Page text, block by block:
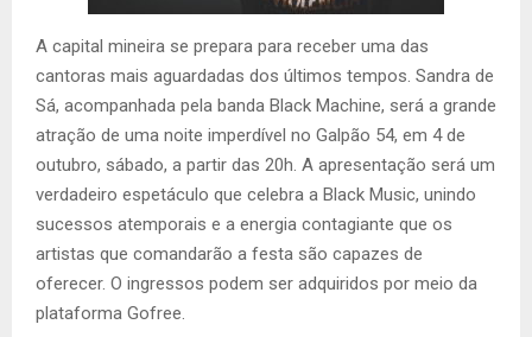
A capital mineira se prepara para receber uma das
cantoras mais aguardadas dos últimos tempos. Sandra de
Sá, acompanhada pela banda Black Machine, será a grande
atração de uma noite imperdível no Galpão 54, em 4 de
outubro, sábado, a partir das 20h. A apresentação será um
verdadeiro espetáculo que celebra a Black Music, unindo
sucessos atemporais e a energia contagiante que os
artistas que comandarão a festa são capazes de
oferecer. O ingressos podem ser adquiridos por meio da
plataforma Gofree.